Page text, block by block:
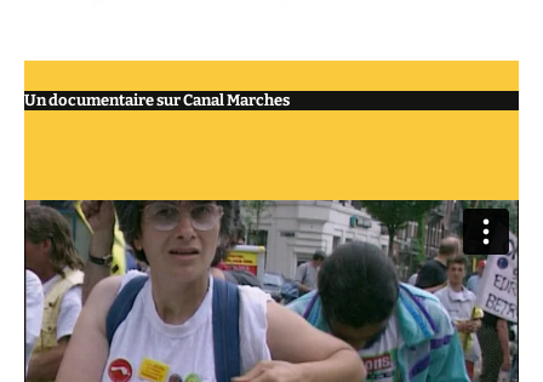
Un documentaire sur Canal Marches